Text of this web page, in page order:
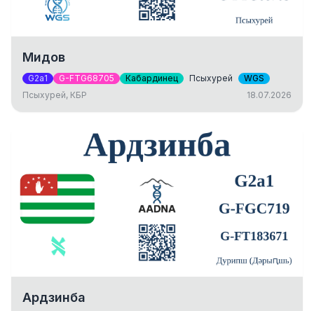
Мидов
G2a1 G-FTG68705 Кабардинец Псыхурей
WGS
Псыхурей, КБР
18.07.2026
Ардзинба